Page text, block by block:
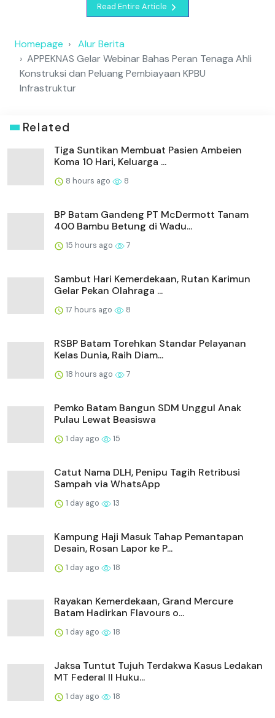
Read Entire Article
Homepage
Alur Berita
APPEKNAS Gelar Webinar Bahas Peran Tenaga Ahli
Konstruksi dan Peluang Pembiayaan KPBU
Infrastruktur
Related
Tiga Suntikan Membuat Pasien Ambeien
Koma 10 Hari, Keluarga ...
8 hours ago 8
BP Batam Gandeng PT McDermott Tanam
400 Bambu Betung di Wadu...
15 hours ago 7
Sambut Hari Kemerdekaan, Rutan Karimun
Gelar Pekan Olahraga ...
17 hours ago 8
RSBP Batam Torehkan Standar Pelayanan
Kelas Dunia, Raih Diam...
18 hours ago 7
Pemko Batam Bangun SDM Unggul Anak
Pulau Lewat Beasiswa
1 day ago 15
Catut Nama DLH, Penipu Tagih Retribusi
Sampah via WhatsApp
1 day ago 13
Kampung Haji Masuk Tahap Pemantapan
Desain, Rosan Lapor ke P...
1 day ago 18
Rayakan Kemerdekaan, Grand Mercure
Batam Hadirkan Flavours o...
1 day ago 18
Jaksa Tuntut Tujuh Terdakwa Kasus Ledakan
MT Federal II Huku...
1 day ago 18